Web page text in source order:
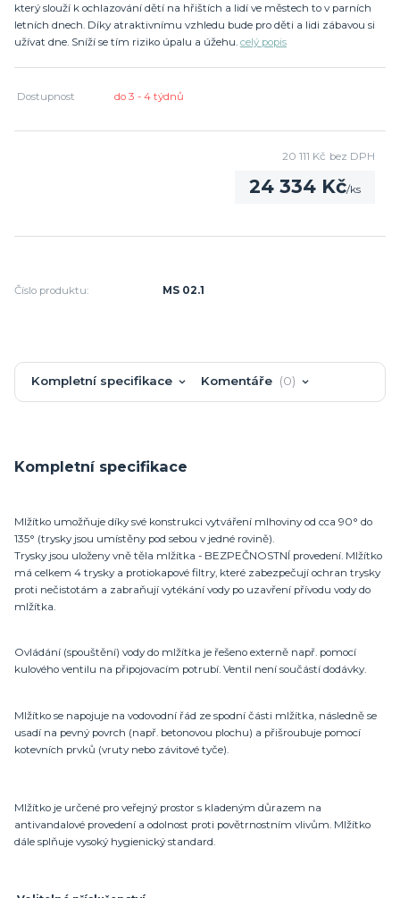
který slouží k ochlazování dětí na hřištích a lidí ve městech to v parních
letních dnech. Díky atraktivnímu vzhledu bude pro děti a lidi zábavou si
užívat dne. Sníží se tím riziko úpalu a úžehu. celý popis
Dostupnost do 3 - 4 týdnů
24 334 Kč/ks
20 111 Kč bez DPH
Číslo produktu: MS 02.1
Kompletní specifikace Komentáře 0
Kompletní specifikace
Mlžítko umožňuje díky své konstrukci vytváření mlhoviny od cca 90° do
135° (trysky jsou umístěny pod sebou v jedné rovině).
Trysky jsou uloženy vně těla mlžítka - BEZPEČNOSTNÍ provedení. Mlžítko
má celkem 4 trysky a protiokapové filtry, které zabezpečují ochran trysky
proti nečistotám a zabraňují vytékání vody po uzavření přívodu vody do
mlžítka.
Ovládání (spouštění) vody do mlžítka je řešeno externě např. pomocí
kulového ventilu na připojovacím potrubí. Ventil není součástí dodávky.
Mlžítko se napojuje na vodovodní řád ze spodní části mlžítka, následně se
usadí na pevný povrch (např. betonovou plochu) a přišroubuje pomocí
kotevních prvků (vruty nebo závitové tyče).
Mlžítko je určené pro veřejný prostor s kladeným důrazem na
antivandalové provedení a odolnost proti povětrnostním vlivům. Mlžítko
dále splňuje vysoký hygienický standard.